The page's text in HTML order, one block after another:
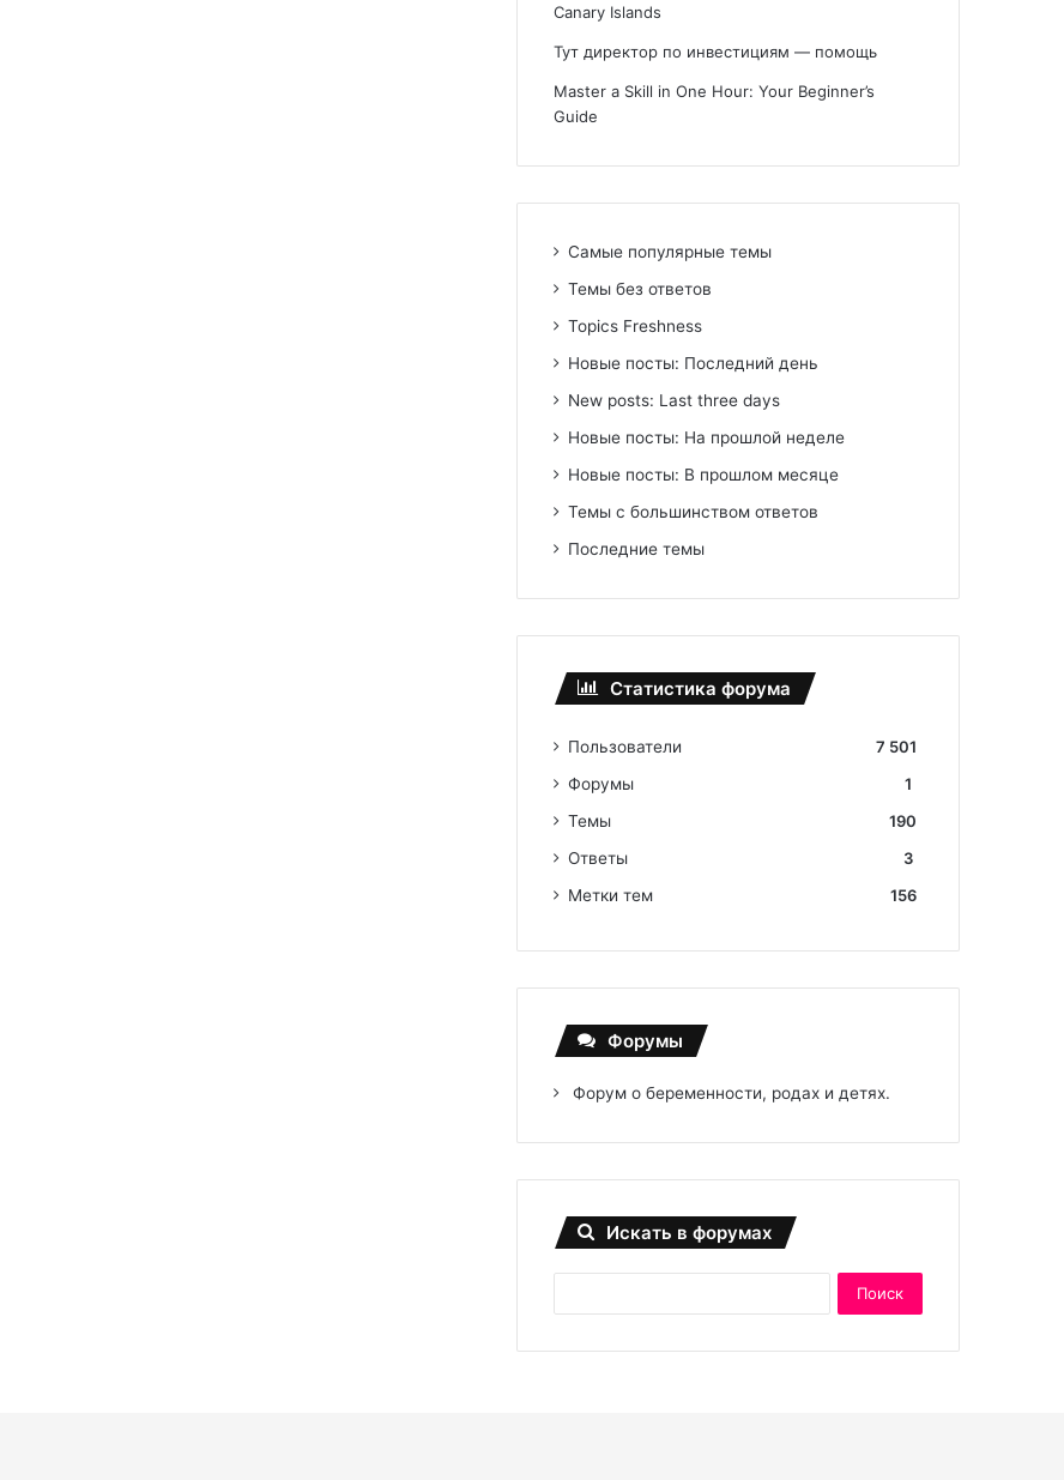
Canary Islands
Тут директор по инвестициям — помощь
Master a Skill in One Hour: Your Beginner’s
Guide
Самые популярные темы
Темы без ответов
Topics Freshness
Новые посты: Последний день
New posts: Last three days
Новые посты: На прошлой неделе
Новые посты: В прошлом месяце
Темы с большинством ответов
Последние темы
Статистика форума
Пользователи
7 501
Форумы
1
Темы
190
Ответы
3
Метки тем
156
Форумы
Форум о беременности, родах и детях.
Искать в форумах